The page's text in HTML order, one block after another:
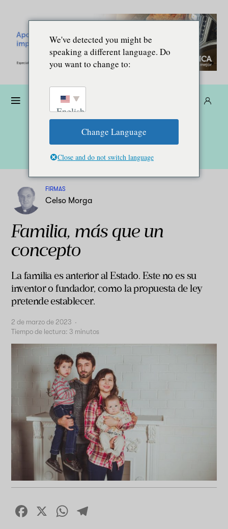
FIRMAS
Celso Morga
Familia, más que un
concepto
La familia es anterior al Estado. Este no es su
inventor o fundador, como la propuesta de ley
pretende establecer.
2 de marzo de 2023 ·
Tiempo de lectura: 3 minutos
Facebook
X WhatsApp
We've detected you might be
speaking a different language. Do
you want to change to:
English
Change Language
Close and do not switch language